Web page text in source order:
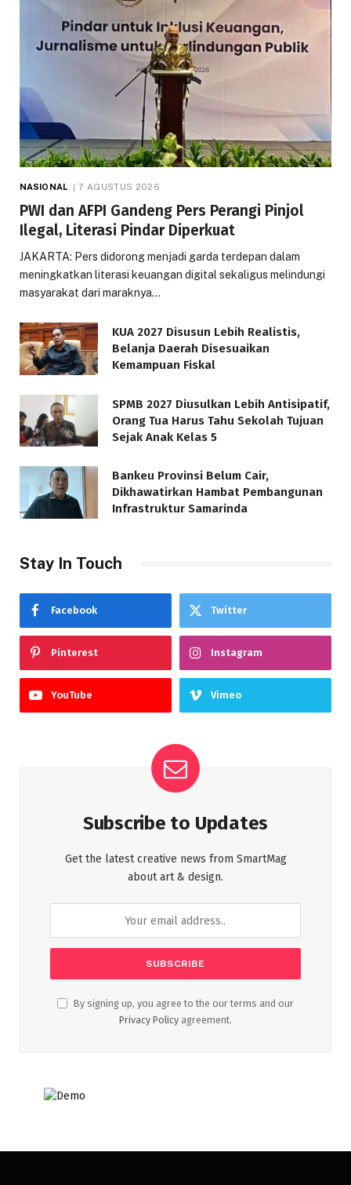
NASIONAL 7 AGUSTUS 2026
PWI dan AFPI Gandeng Pers Perangi Pinjol
Ilegal, Literasi Pindar Diperkuat
JAKARTA: Pers didorong menjadi garda terdepan dalam
meningkatkan literasi keuangan digital sekaligus melindungi
masyarakat dari maraknya…
KUA 2027 Disusun Lebih Realistis,
Belanja Daerah Disesuaikan
Kemampuan Fiskal
SPMB 2027 Diusulkan Lebih Antisipatif,
Orang Tua Harus Tahu Sekolah Tujuan
Sejak Anak Kelas 5
Bankeu Provinsi Belum Cair,
Dikhawatirkan Hambat Pembangunan
Infrastruktur Samarinda
Stay In Touch
Facebook Twitter
Pinterest Instagram
YouTube Vimeo
Subscribe to Updates
Get the latest creative news from SmartMag
about art & design.
By signing up, you agree to the our terms and our
Privacy Policy agreement.